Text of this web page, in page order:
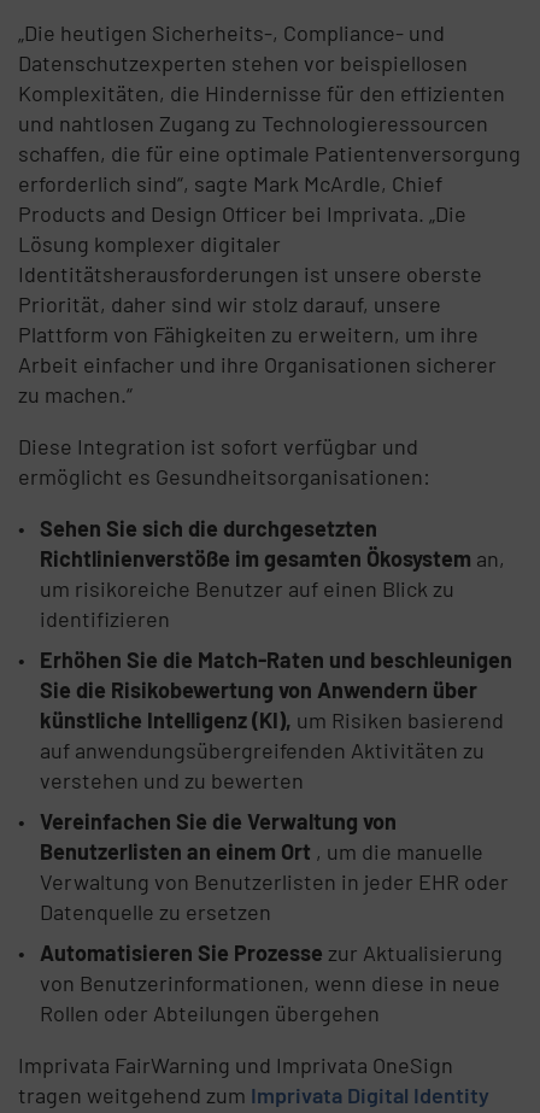
„Die heutigen Sicherheits-, Compliance- und
Datenschutzexperten stehen vor beispiellosen
Komplexitäten, die Hindernisse für den effizienten
und nahtlosen Zugang zu Technologieressourcen
schaffen, die für eine optimale Patientenversorgung
erforderlich sind“, sagte Mark McArdle, Chief
Products and Design Officer bei Imprivata. „Die
Lösung komplexer digitaler
Identitätsherausforderungen ist unsere oberste
Priorität, daher sind wir stolz darauf, unsere
Plattform von Fähigkeiten zu erweitern, um ihre
Arbeit einfacher und ihre Organisationen sicherer
zu machen.“
Diese Integration ist sofort verfügbar und
ermöglicht es Gesundheitsorganisationen:
Sehen Sie sich die durchgesetzten
Richtlinienverstöße im gesamten Ökosystem an,
um risikoreiche Benutzer auf einen Blick zu
identifizieren
Erhöhen Sie die Match-Raten und beschleunigen
Sie die Risikobewertung von Anwendern über
künstliche Intelligenz (KI), um Risiken basierend
auf anwendungsübergreifenden Aktivitäten zu
verstehen und zu bewerten
Vereinfachen Sie die Verwaltung von
Benutzerlisten an einem Ort , um die manuelle
Verwaltung von Benutzerlisten in jeder EHR oder
Datenquelle zu ersetzen
Automatisieren Sie Prozesse zur Aktualisierung
von Benutzerinformationen, wenn diese in neue
Rollen oder Abteilungen übergehen
Imprivata FairWarning und Imprivata OneSign
tragen weitgehend zum Imprivata Digital Identity